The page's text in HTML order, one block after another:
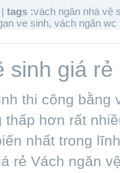
tags :vách ngăn nhà vệ
ve sinh, vách ngăn wc
sinh giá
thi công bằng
hơn rất
nhất trong
rẻ Vách ngăn